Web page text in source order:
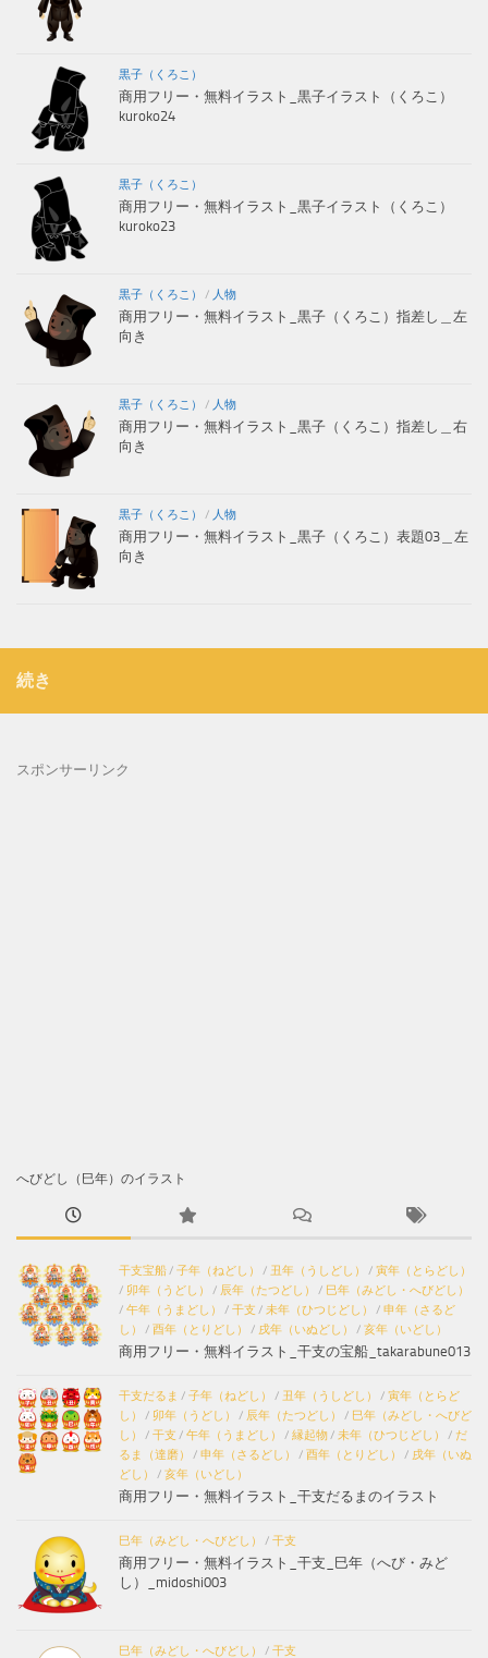
黒子（くろこ）
商用フリー・無料イラスト_黒子イラスト（くろこ）
kuroko24
黒子（くろこ）
商用フリー・無料イラスト_黒子イラスト（くろこ）
kuroko23
黒子（くろこ） / 人物
商用フリー・無料イラスト_黒子（くろこ）指差し＿左
向き
黒子（くろこ） / 人物
商用フリー・無料イラスト_黒子（くろこ）指差し＿右
向き
黒子（くろこ） / 人物
商用フリー・無料イラスト_黒子（くろこ）表題03＿左
向き
続き
スポンサーリンク
へびどし（巳年）のイラスト
干支宝船/ 子年（ねどし） / 丑年（うしどし） / 寅年（とらどし）
/ 卯年（うどし） / 辰年（たつどし） / 巳年（みどし・へびどし）
/ 午年（うまどし） / 干支 / 未年（ひつじどし） / 申年（さるど
し）
/ 酉年（とりどし） / 戌年（いぬどし） / 亥年（いどし）
商用フリー・無料イラスト_干支の宝船_takarabune013
干支だるま / 子年（ねどし） / 丑年（うしどし） / 寅年（とらど
し）
/ 卯年（うどし） / 辰年（たつどし） / 巳年（みどし・へびど
し）
/ 干支 / 午年（うまどし） / 縁起物/ 未年（ひつじどし） / だ
るま（達磨）
/ 申年（さるどし） / 酉年（とりどし） / 戌年（いぬ
どし）
/ 亥年（いどし）
商用フリー・無料イラスト_干支だるまのイラスト
巳年（みどし・へびどし） / 干支
商用フリー・無料イラスト_干支_巳年（へび・みど
し）_midoshi003
巳年（みどし・へびどし） / 干支